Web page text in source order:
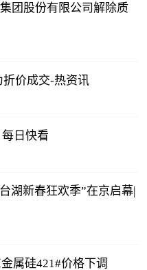
团股份有限公司解除质
折价成交-热资讯
日快看
湖新春狂欢季”在京启幕|
属硅421#价格下调